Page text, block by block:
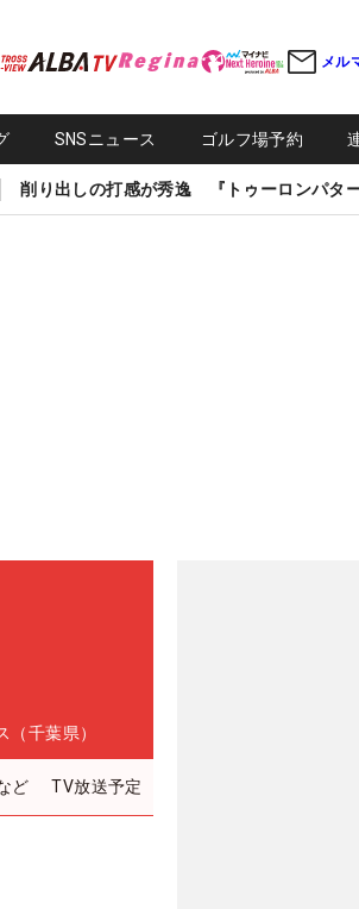
メル
SNSニュース ゴルフ場予約
削り出しの打感が秀逸 『トゥーロンパター
千葉県）
ど TV放送予定